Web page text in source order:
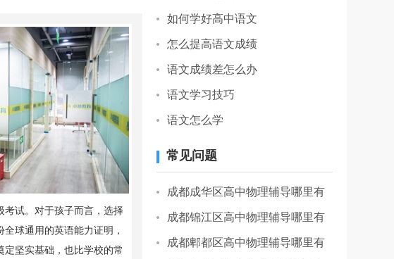
考试。对于孩子而言，选择
球通用的英语能力证明，
坚实基础，也比学校的常
如何学好高中语文
怎么提高语文成绩
语文成绩差怎么办
语文学习技巧
语文怎么学
常见问题
成都成华区高中物理辅导哪里有
成都锦江区高中物理辅导哪里有
成都郫都区高中物理辅导哪里有